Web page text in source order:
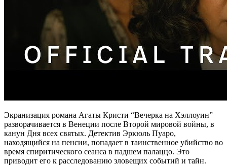
Экранизация романа Агаты Кристи “Вечерка на Хэллоуин”
разворачивается в Венеции после Второй мировой войны, в
канун Дня всех святых. Детектив Эркюль Пуаро,
находящийся на пенсии, попадает в таинственное убийство во
время спиритического сеанса в падшем палаццо. Это
приводит его к расследованию зловещих событий и тайн.